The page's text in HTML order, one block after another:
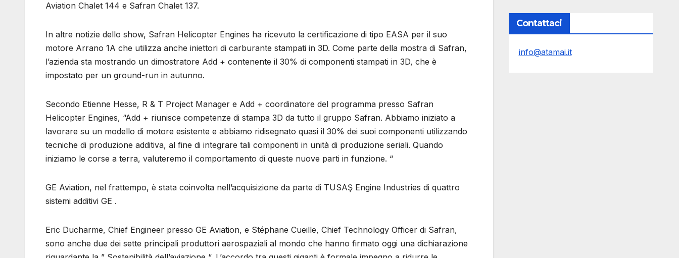
Aviation Chalet 144 e Safran Chalet 137.
In altre notizie dello show, Safran Helicopter Engines ha ricevuto la certificazione di tipo EASA per il suo
motore Arrano 1A che utilizza anche iniettori di carburante stampati in 3D. Come parte della mostra di Safran,
l’azienda sta mostrando un dimostratore Add + contenente il 30% di componenti stampati in 3D, che è
impostato per un ground-run in autunno.
Secondo Etienne Hesse, R & T Project Manager e Add + coordinatore del programma presso Safran
Helicopter Engines, “Add + riunisce competenze di stampa 3D da tutto il gruppo Safran. Abbiamo iniziato a
lavorare su un modello di motore esistente e abbiamo ridisegnato quasi il 30% dei suoi componenti utilizzando
tecniche di produzione additiva, al fine di integrare tali componenti in unità di produzione seriali. Quando
iniziamo le corse a terra, valuteremo il comportamento di queste nuove parti in funzione. “
GE Aviation, nel frattempo, è stata coinvolta nell’acquisizione da parte di TUSAŞ Engine Industries di quattro
sistemi additivi GE .
Eric Ducharme, Chief Engineer presso GE Aviation, e Stéphane Cueille, Chief Technology Officer di Safran,
sono anche due dei sette principali produttori aerospaziali al mondo che hanno firmato oggi una dichiarazione
Contattaci
info@atamai.it